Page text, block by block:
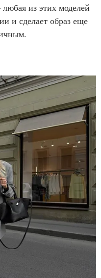
из этих моделей
и сделает образ еще